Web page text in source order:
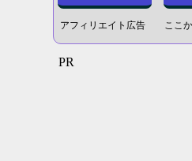
アフィリエイト広告 ここか
PR